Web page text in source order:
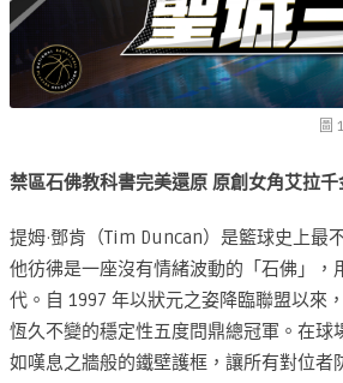
圖
禁區石佛教科書完美還原 原創女角艾拉
提姆·鄧肯（Tim Duncan）是籃球史上最
他彷彿是一座沒有情緒波動的「石佛」
代。自 1997 年以狀元之姿降臨聯盟以來
恆久不變的穩定性五度問鼎總冠軍。在
如嘆息之牆般的鐵壁護框，讓所有對位